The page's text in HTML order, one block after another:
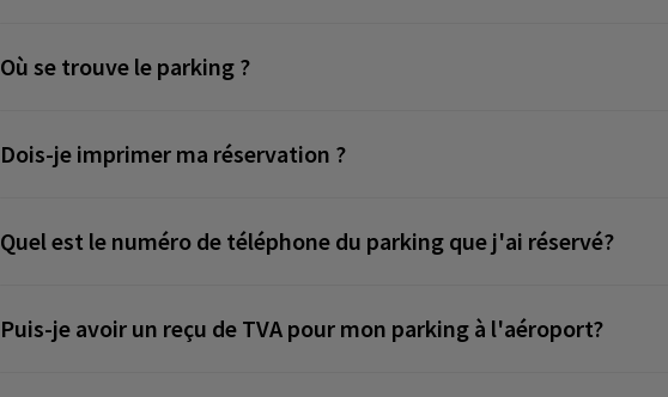
Où se trouve le parking ?
Dois-je imprimer ma réservation ?
Quel est le numéro de téléphone du parking que j'ai réservé?
Puis-je avoir un reçu de TVA pour mon parking à l'aéroport?